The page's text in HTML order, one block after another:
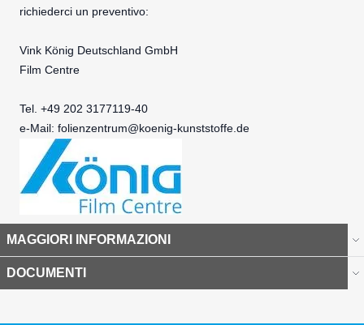
richiederci un preventivo:
Vink König Deutschland GmbH
Film Centre
Tel. +49 202 3177119-40
e-Mail: folienzentrum@koenig-kunststoffe.de
MAGGIORI INFORMAZIONI
DOCUMENTI